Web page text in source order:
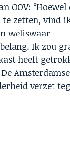
OOV: “Hoewel
te zetten, vind
weliswaar
Ik zou
heeft
Amsterdamse
verzet